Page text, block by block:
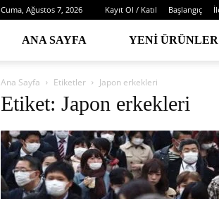
Cuma, Ağustos 7, 2026 Kayıt Ol / Katıl Başlangıç
ANA SAYFA YENI ÜRÜNLER
Ana Sayfa Etiketler Japon erkekleri
Etiket: Japon erkekleri